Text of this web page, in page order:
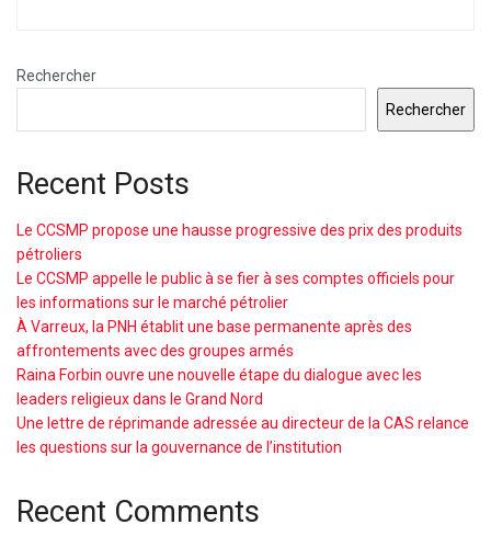
Rechercher
Rechercher
Recent Posts
Le CCSMP propose une hausse progressive des prix des produits
pétroliers
Le CCSMP appelle le public à se fier à ses comptes officiels pour
les informations sur le marché pétrolier
À Varreux, la PNH établit une base permanente après des
affrontements avec des groupes armés
Raina Forbin ouvre une nouvelle étape du dialogue avec les
leaders religieux dans le Grand Nord
Une lettre de réprimande adressée au directeur de la CAS relance
les questions sur la gouvernance de l’institution
Recent Comments